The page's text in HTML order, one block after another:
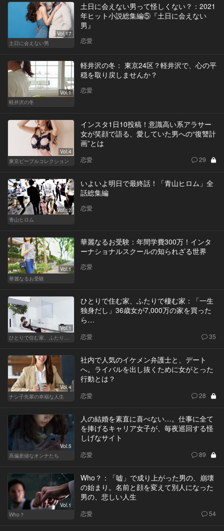
Vol.17
土日に会えない男
土日に会えない男って怪しくない？：2021
年ヒット小説総集編⑤『土日に会えない
男』
恋愛
Vol.1
軽井沢の冬
軽井沢の冬： 東京24区？軽井沢で、心の平
穏を取り戻しませんか？
恋愛
Vol.4
東京ピープルコレクション
インスタ1日10投稿！意識高い系アラサー
女が笑顔で語る、愛していた男への“復讐計
画”とは
恋愛 29
Vol.12
青山ヒロム
いよいよ明日で最終話！「青山ヒロム」全
話総集編
恋愛
Vol.1
華麗なるお受験
華麗なるお受験：年間学費300万！インタ
ーナショナルスクールの知られざる世界
恋愛
Vol.1
ひとりで住む家、ふたりで棲む家
ひとりで住む家、ふたりで棲む家：「一生
独身だし」36歳女が7,000万の家を買った
ら…
恋愛 35
Vol.4
ナシ子先輩の幸福な人生
社内で人気のイケメン弁護士と、デート
へ。ライバルを出し抜くために女がとった
行動とは？
恋愛 28
Vol.5
高偏差値なオンナたち
人の結婚を素直に喜べない…。仕事に全て
を捧げるキャリア女子が、毎夜巡回する怪
しげなサイト
恋愛 89
Vol.1
Who？
Who？：「嘘」で成り上がった男の、崩壊
の始まり。名前と顔を変えて別人になった
男の、悲しい人生
恋愛 54